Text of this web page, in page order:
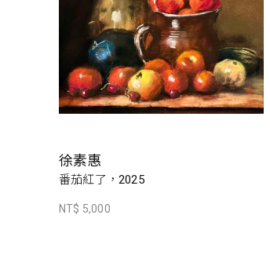
徐素惠
番茄紅了，2025
NT$ 5,000